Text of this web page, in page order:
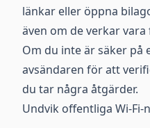
länkar eller öppna
även om de verkar
Om du inte är säker på
avsändaren för att
du tar några åtgärder.
Undvik offentliga Wi-Fi-